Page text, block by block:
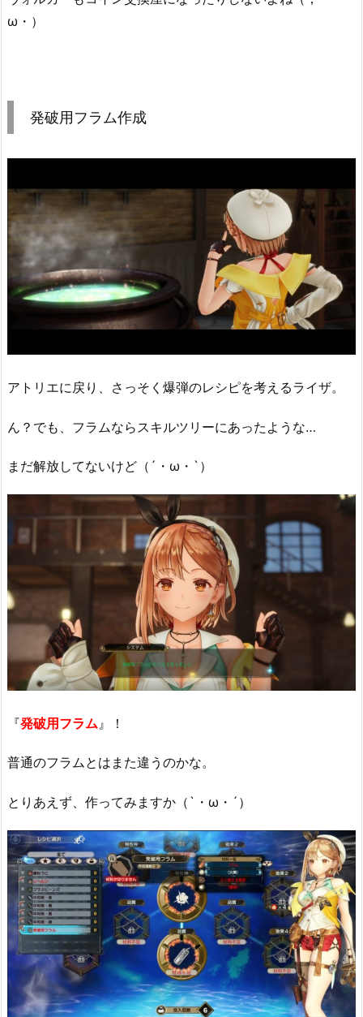
ω・）
発破用フラム作成
アトリエに戻り、さっそく爆弾のレシピを考えるライザ。
ん？でも、フラムならスキルツリーにあったような…
まだ解放してないけど（´・ω・`）
『発破用フラム 』！
普通のフラムとはまた違うのかな。
とりあえず、作ってみますか（`・ω・´）